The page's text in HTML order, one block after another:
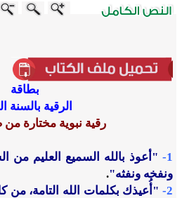
بطاقة
الرقية بالسنة
رقية نبوية مختارة
1-
"أعوذ بالله السميع العليم من
ونفخه ونفثه".
2-
"أُعيذك بكلمات الله التامة،